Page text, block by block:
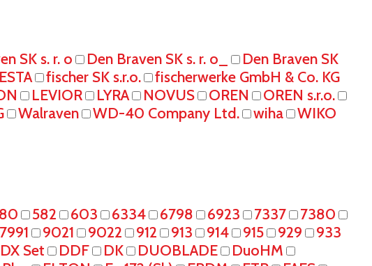
SK s. r. o Den Braven SK s. r. o_
Den Braven SK
fischer SK s.r.o.
fischerwerke GmbH & Co. KG
LEVIOR LYRA NOVUS OREN
OREN s.r.o.
Walraven WD-40 Company Ltd. wiha WIKO
582 603 6334 6798 6923 7337
7380
7991 9021 9022 912 913 914 915 929
933
Set DDF DK DUOBLADE
DuoHM